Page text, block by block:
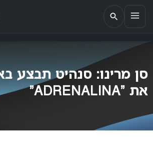
EUROMIX
אתר הבית של האירוויזיון בישראל
סן מרינו: סנהיט תבצע
את “ADRENALINA”